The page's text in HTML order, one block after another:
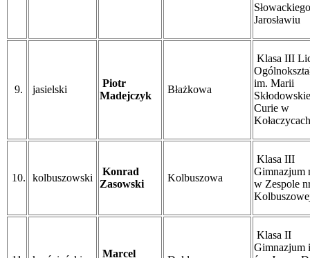
Jarosławiu
9. jasielski
Piotr
Madejczyk
Błażkowa
Klasa III
im. Marii
Curie w
Kołaczycach
10. kolbuszowski
Konrad
Zasowski
Kolbuszowa
Klasa III
Gimnazjum
w Zespole
Marcel
Klasa II
Gimnazjum